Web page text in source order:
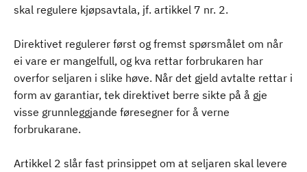
skal regulere kjøpsavtala, jf. artikkel 7 nr. 2.
Direktivet regulerer først og fremst spørsmålet om når
ei vare er mangelfull, og kva rettar forbrukaren har
overfor seljaren i slike høve. Når det gjeld avtalte rettar i
form av garantiar, tek direktivet berre sikte på å gje
visse grunnleggjande føresegner for å verne
forbrukarane.
Artikkel 2 slår fast prinsippet om at seljaren skal levere